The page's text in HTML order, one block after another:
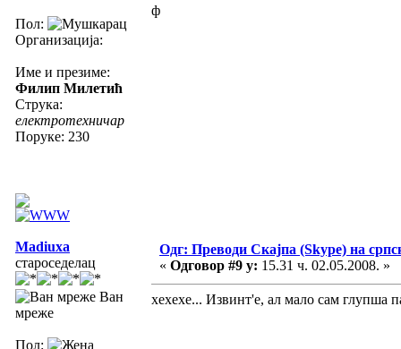
Пол:
Организација:
Име и презиме:
Филип Милетић
Струка:
електротехничар
Поруке: 230
ф
Madiuxa
староседелац
Ван
мреже
Пол:
Одг: Преводи Скајпа (Skype) на
« Одговор #9 у: 15.31 ч. 02.05.2008. »
хехехе... Извинт'е, ал мало сам глупша